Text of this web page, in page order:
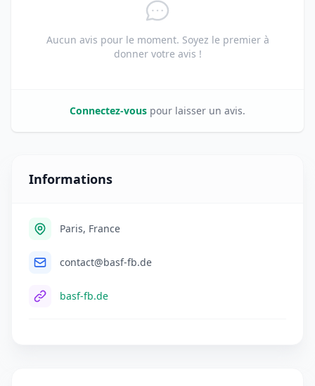
Aucun avis pour le moment. Soyez le premier à
donner votre avis !
Connectez-vous pour laisser un avis.
Informations
Paris, France
contact@basf-fb.de
basf-fb.de